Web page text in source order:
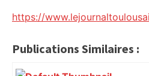
https://
Publications Similaires :